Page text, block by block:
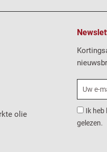
olie
Ik heb
gelezen.